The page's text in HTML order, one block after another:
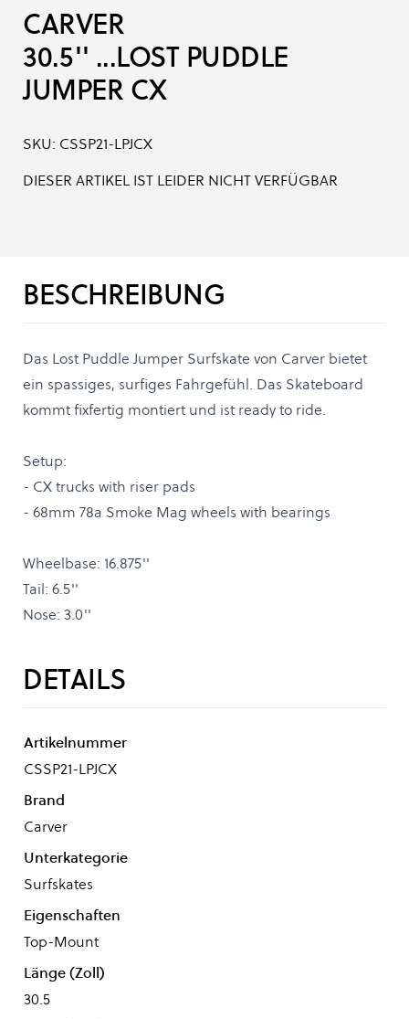
CARVER
30.5'' ...LOST PUDDLE
JUMPER CX
SKU: CSSP21-LPJCX
DIESER ARTIKEL IST LEIDER NICHT VERFÜGBAR
BESCHREIBUNG
Das Lost Puddle Jumper Surfskate von Carver bietet
ein spassiges, surfiges Fahrgefühl. Das Skateboard
kommt fixfertig montiert und ist ready to ride.
Setup:
- CX trucks with riser pads
- 68mm 78a Smoke Mag wheels with bearings
Wheelbase: 16.875''
Tail: 6.5''
Nose: 3.0''
DETAILS
Artikelnummer
CSSP21-LPJCX
Brand
Carver
Unterkategorie
Surfskates
Eigenschaften
Top-Mount
Länge (Zoll)
30.5